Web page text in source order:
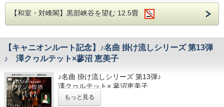
・アレルギーや苦手な食材等がございましたら備考
欄にご記入下さい。
事前のご連絡で他の食材に変更致します。
■アクセス■
【お車】黒部ICより約20分。駐車場完備
分、大阪駅より約230分、新潟駅より約160分
【送迎】富山地方鉄道「宇奈月温泉駅」より徒歩3
分。送迎有（要事前予約）
【和室・対峰閣】黒部峡谷を望む 12.5畳
【キャニオンルート記念】♪名曲 掛け流しシリーズ 第13弾
♪ 澤クヮルテット×蓼沼 恵美子
♪名曲 掛け流しシリーズ 第13弾♪
澤クヮルテット× 蓼沼恵美子
～ラテンの情熱～
もっと見る